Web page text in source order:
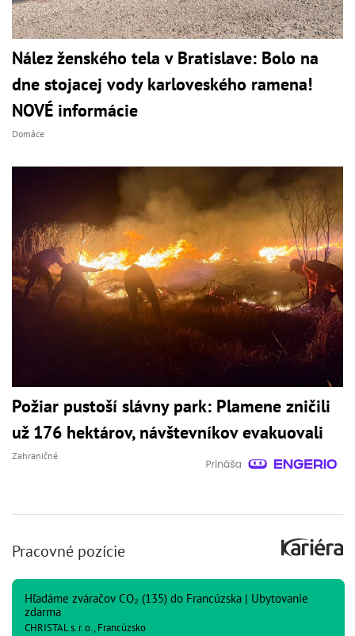
Nález ženského tela v Bratislave: Bolo na
dne stojacej vody karloveského ramena!
NOVÉ informácie
Domáce
Požiar pustoší slávny park: Plamene zničili
už 176 hektárov, návštevníkov evakuovali
Zahraničné
Pracovné pozície
Hľadáme zváračov CO₂ (135) do Francúzska | Ubytovanie
zdarma
CHRISTAL s. r. o., Francúzsko